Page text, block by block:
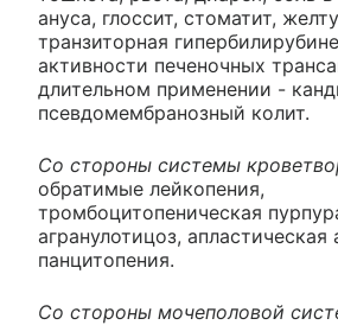
ануса, глоссит, стоматит,
транзиторная
активности печеночных
длительном применении -
псевдомембранозный колит.
Со стороны системы
обратимые лейкопения,
тромбоцитопеническая
агранулотицоз, апластическая
панцитопения.
Со стороны мочеполовой